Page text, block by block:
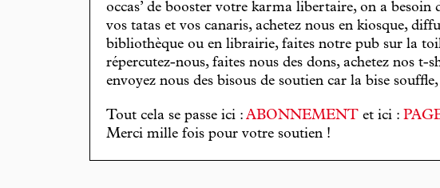
occas’ de booster votre karma libertaire, on a besoin
vos tatas et vos canaris, achetez nous en kiosque,
bibliothèque ou en librairie, faites notre pub sur la
répercutez-nous, faites nous des dons, achetez nos t-
envoyez nous des bisous de soutien car la bise
Tout cela se passe ici : ABONNEMENT et ici :
Merci mille fois pour votre soutien !